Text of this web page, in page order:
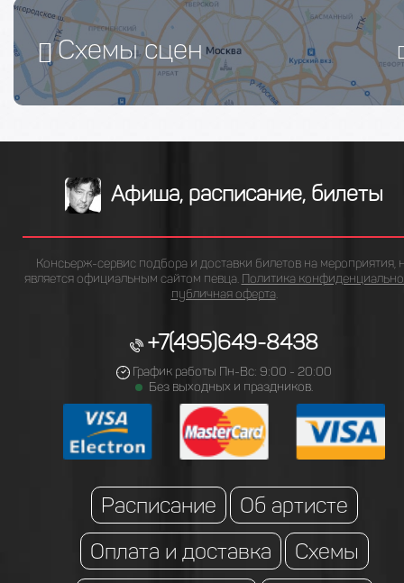
Схемы сцен
Афиша, расписание, билеты
Консьерж-сервис подбора и доставки билетов на мероприятия,
является официальным сайтом певца. Политика
публичная оферта.
+7(495)649-8438
График работы Пн-Вс: 9:00 - 20:00
Без выходных и праздников.
Расписание
Об артисте
Оплата и доставка
Схемы